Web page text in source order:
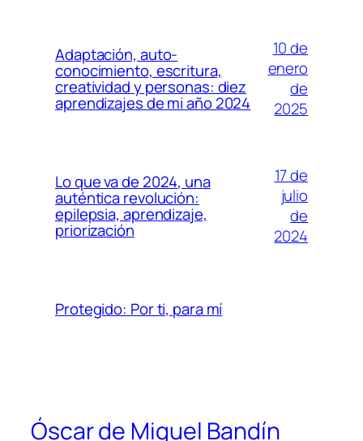
Adaptación, auto-
conocimiento, escritura,
creatividad y personas: diez
aprendizajes de mi año 2024
10 de
enero
de
2025
Lo que va de 2024, una
auténtica revolución:
epilepsia, aprendizaje,
priorización
17 de
julio
de
2024
Protegido: Por ti, para mí
Óscar de Miguel Bandín